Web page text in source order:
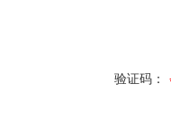
验证码：